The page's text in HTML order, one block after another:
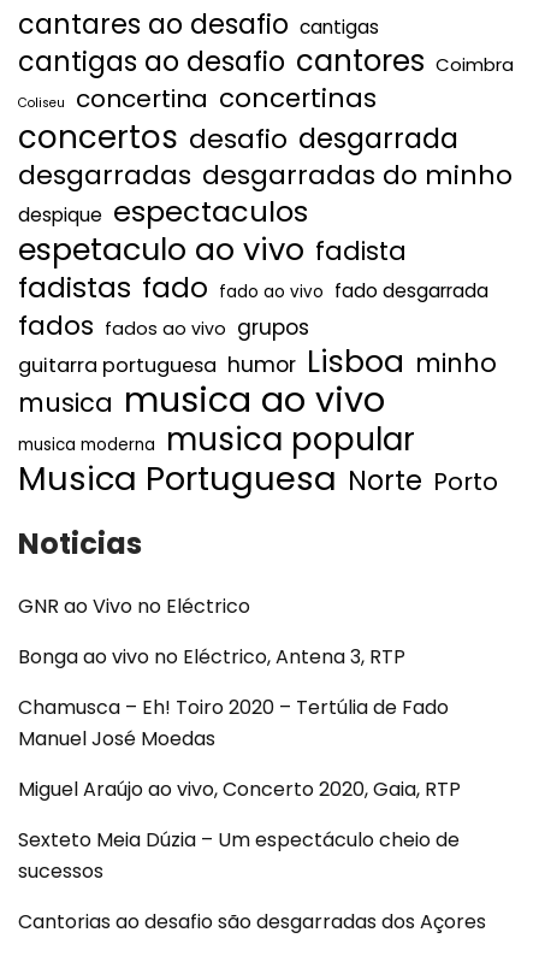
cantares ao desafio cantigas
cantigas ao desafio cantores Coimbra
Coliseu concertina concertinas
concertos desafio desgarrada
desgarradas desgarradas do minho
despique espectaculos
espetaculo ao vivo fadista
fadistas fado fado ao vivo fado desgarrada
fados fados ao vivo grupos
guitarra portuguesa humor Lisboa minho
musica musica ao vivo
musica moderna musica popular
Musica Portuguesa Norte Porto
Noticias
GNR ao Vivo no Eléctrico
Bonga ao vivo no Eléctrico, Antena 3, RTP
Chamusca – Eh! Toiro 2020 – Tertúlia de Fado
Manuel José Moedas
Miguel Araújo ao vivo, Concerto 2020, Gaia, RTP
Sexteto Meia Dúzia – Um espectáculo cheio de
sucessos
Cantorias ao desafio são desgarradas dos Açores